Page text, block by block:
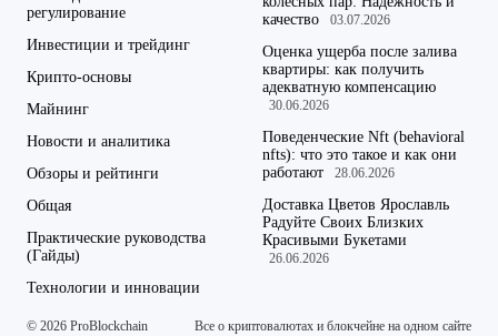
регулирование
Инвестиции и трейдинг
Крипто-основы
Майнинг
Новости и аналитика
Обзоры и рейтинги
Общая
Практические руководства
(Гайды)
Технологии и инновации
качество
03.07.2026
Оценка ущерба после залива
квартиры: как получить
адекватную компенсацию
30.06.2026
Поведенческие Nft (behavioral
nfts): что это такое и как они
работают
28.06.2026
Доставка Цветов Ярославль
Радуйте Своих Близких
Красивыми Букетами
26.06.2026
© 2026 ProBlockchain Все о криптовалютах и блокчейне на одном сайте